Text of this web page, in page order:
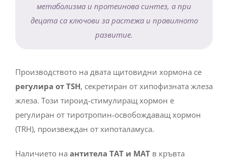
метаболизма и протеинова синтез, а при
децата са ключови за растежа и правилното
развитие.
Производството на двата щитовидни хормона се
регулира от TSH, секретиран от хипофизната жлеза
жлеза. Този тироид-стимулиращ хормон е
регулиран от тиротропин-освобождаващ хормон
(TRH), произвеждан от хипоталамуса.
Наличието на антитела ТАТ и МАТв кръвта